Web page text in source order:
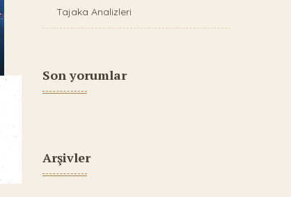
Tajaka Analizleri
Son yorumlar
Arşivler